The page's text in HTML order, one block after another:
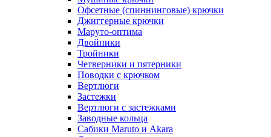
Офсетные (спиннинговые) крючки
Джиггерные крючки
Маруто-оптима
Двойники
Тройники
Четверники и пятерники
Поводки с крючком
Вертлюги
Застежки
Вертлюги с застежками
Заводные кольца
Сабики Maruto и Akara